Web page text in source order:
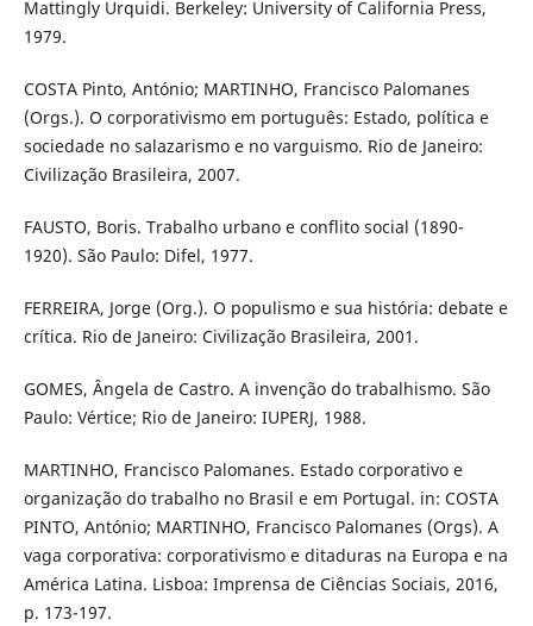
Mattingly Urquidi. Berkeley: University of California Press,
1979.
COSTA Pinto, António; MARTINHO, Francisco Palomanes
(Orgs.). O corporativismo em português: Estado, política e
sociedade no salazarismo e no varguismo. Rio de Janeiro:
Civilização Brasileira, 2007.
FAUSTO, Boris. Trabalho urbano e conflito social (1890-
1920). São Paulo: Difel, 1977.
FERREIRA, Jorge (Org.). O populismo e sua história: debate e
crítica. Rio de Janeiro: Civilização Brasileira, 2001.
GOMES, Ângela de Castro. A invenção do trabalhismo. São
Paulo: Vértice; Rio de Janeiro: IUPERJ, 1988.
MARTINHO, Francisco Palomanes. Estado corporativo e
organização do trabalho no Brasil e em Portugal. in: COSTA
PINTO, António; MARTINHO, Francisco Palomanes (Orgs). A
vaga corporativa: corporativismo e ditaduras na Europa e na
América Latina. Lisboa: Imprensa de Ciências Sociais, 2016,
p. 173-197.